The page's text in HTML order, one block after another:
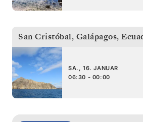
San Cristóbal, Galápagos,
SA., 16. JANUAR
06:30 - 00:00